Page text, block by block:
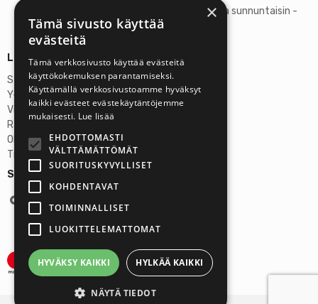
Lauantaisin ja sunnuntaisin -
Seuraa meitä:
Lisätietoja
Stardust Finland Oy
Y-tunnus: 2972445-9
Virallinen osoite
Rantatie 37 C75, 33250 Tampere
OP Tampere
Tilinumero FI6357300820922629
×
Tämä sivusto käyttää
evästeitä
Tämä verkkosivusto käyttää evästeitä
käyttökokemuksen parantamiseksi.
Käyttämällä verkkosivustoamme hyväksyt
kaikki evästeet evästekäytäntöjemme
mukaisesti. Lue lisää
EHDOTTOMASTI
VÄLTTÄMÄTTÖMÄT
SUORITUSKYVYLLISET
KOHDENTAVAT
TOIMINNALLISET
LUOKITTELEMATTOMAT
HYVÄKSY KAIKKI HYLKÄÄ KAIKKI
NÄYTÄ TIEDOT